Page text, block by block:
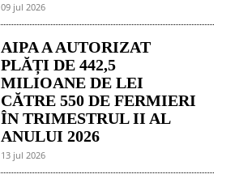
09 jul 2026
AIPA A AUTORIZAT
PLĂȚI DE 442,5
MILIOANE DE LEI
CĂTRE 550 DE FERMIERI
ÎN TRIMESTRUL II AL
ANULUI 2026
13 jul 2026